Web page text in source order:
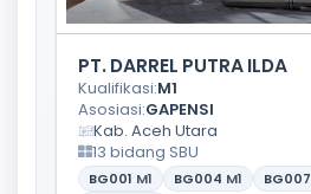
PT. DARREL PUTRA ILDA
Kualifikasi:M1
Asosiasi:GAPENSI
Kab. Aceh Utara
13 bidang SBU
BG001 M1 BG004 M1 BG007